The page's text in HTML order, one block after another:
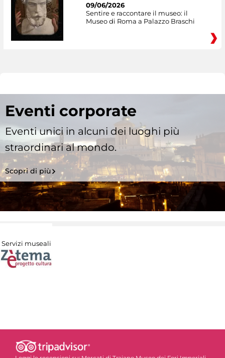
09/06/2026
Sentire e raccontare il museo: il
Museo di Roma a Palazzo Braschi
Eventi corporate
Eventi unici in alcuni dei luoghi più
straordinari al mondo.
Scopri di più
Servizi museali